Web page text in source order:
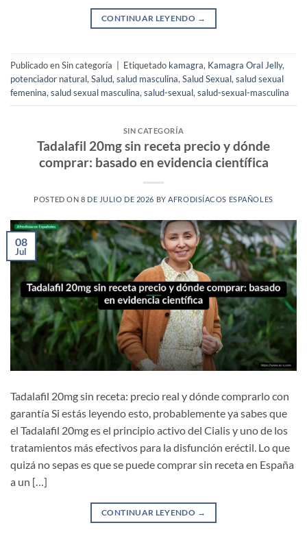
CONTINUAR LEYENDO →
Publicado en Sin categoría Etiquetado kamagra, Kamagra Oral Jelly,
potenciador natural, Salud, salud masculina, Salud Sexual, salud sexual
femenina, salud sexual masculina, salud-sexual, salud-sexual-masculina
SIN CATEGORÍA
Tadalafil 20mg sin receta precio y dónde
comprar: basado en evidencia científica
POSTED ON 8 DE JULIO DE 2026 BYAFRODISÍACOS ESPAÑOLES
08
Jul
Tadalafil 20mg sin receta: precio real y dónde comprarlo con
garantía Si estás leyendo esto, probablemente ya sabes que
el Tadalafil 20mg es el principio activo del Cialis y uno de los
tratamientos más efectivos para la disfunción eréctil. Lo que
quizá no sepas es que se puede comprar sin receta en España
a un […]
CONTINUAR LEYENDO →